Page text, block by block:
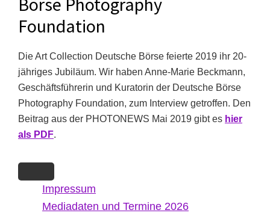
Foundation
Die Art Collection Deutsche Börse feierte 2019 ihr 20-
jähriges Jubiläum. Wir haben Anne-Marie Beckmann,
Geschäftsführerin und Kuratorin der Deutsche Börse
Photography Foundation, zum Interview getroffen. Den
Beitrag aus der PHOTONEWS Mai 2019 gibt es hier
als PDF.
Impressum
Mediadaten und Termine 2026